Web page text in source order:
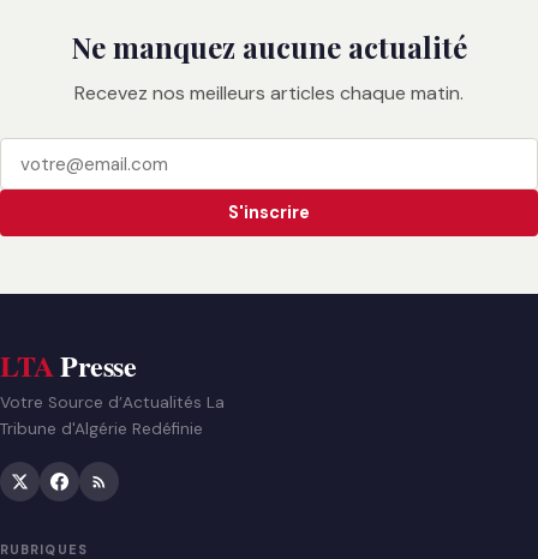
Ne manquez aucune actualité
Recevez nos meilleurs articles chaque matin.
S'inscrire
LTAPresse
Votre Source d’Actualités La
Tribune d'Algérie Redéfinie
RUBRIQUES